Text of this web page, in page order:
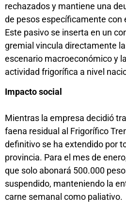
rechazados y mantiene una
de pesos específicamente con
Este pasivo se inserta en un
gremial vincula directamente
escenario macroeconómico y
actividad frigorífica a nivel
Impacto social
Mientras la empresa decidió
faena residual al Frigorífico
definitivo se ha extendido por
provincia. Para el mes de
que solo abonará 500.000
suspendido, manteniendo la
carne semanal como paliativo.